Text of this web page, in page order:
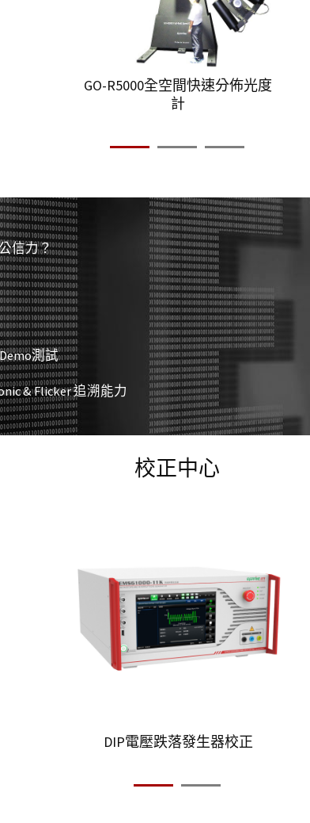
GO-R5000全空間快速分佈光度
計
信力？
測試
& Flicker 追溯能力
校正中心
DIP電壓跌落發生器校正